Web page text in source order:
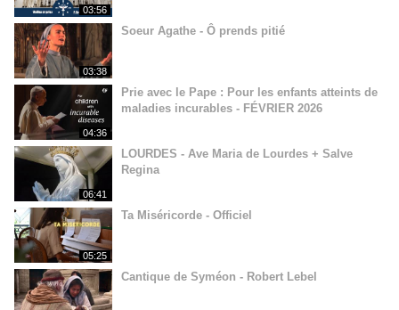
03:56
03:38
Soeur Agathe - Ô prends pitié
04:36
Prie avec le Pape : Pour les enfants atteints de
maladies incurables - FÉVRIER 2026
06:41
LOURDES - Ave Maria de Lourdes + Salve
Regina
05:25
Ta Miséricorde - Officiel
Cantique de Syméon - Robert Lebel